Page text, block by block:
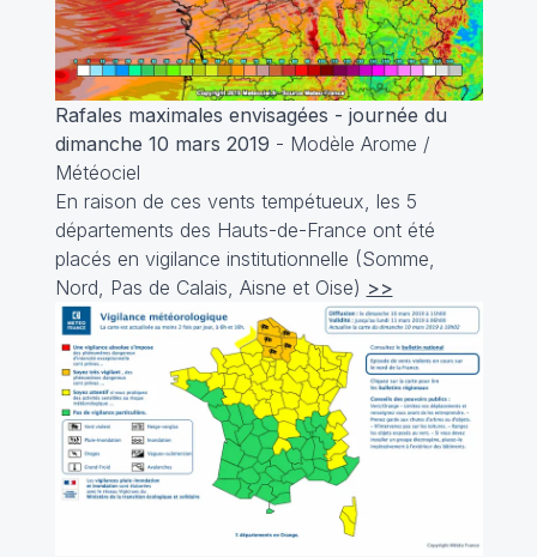
Rafales maximales envisagées - journée du
dimanche 10 mars 2019 - Modèle Arome /
Météociel
En raison de ces vents tempétueux, les 5
départements des Hauts-de-France ont été
placés en vigilance institutionnelle (Somme,
Nord, Pas de Calais, Aisne et Oise) >>